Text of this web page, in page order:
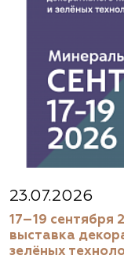
23.07.2026
17–19
выставка
зелёных